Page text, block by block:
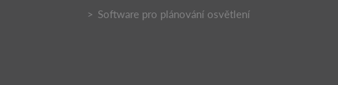
Software pro plánování osvětlení